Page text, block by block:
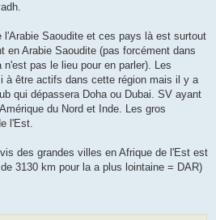
l'Arabie Saoudite et ces pays là est surtout
en Arabie Saoudite (pas forcément dans
pas le lieu pour en parler). Les
à être actifs dans cette région mais il y a
qui dépassera Doha ou Dubai. SV ayant
du Nord et Inde. Les gros
l'Est.
des grandes villes en Afrique de l'Est est
3130 km pour la a plus lointaine = DAR)